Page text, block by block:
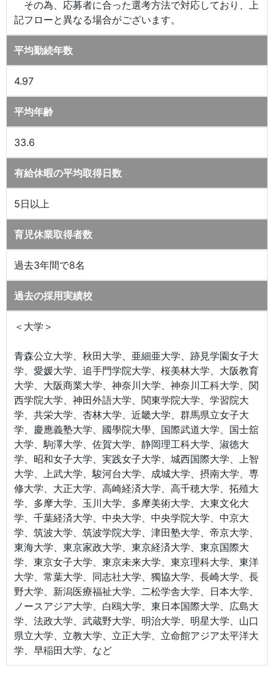
その為、応募者に合った選考方法で対応しており、上
記フローと異なる場合がございます。
平均勤続年数
4.97
平均年齢
33.6
有給休暇の平均取得日数
5日以上
育児休業取得者数
過去3年間で8名
過去の採用実績校
＜大学＞
青森公立大学、秋田大学、亜細亜大学、跡見学園女子大
学、愛媛大学、追手門学院大学、桜美林大学、大阪教育
大学、大阪商業大学、神奈川大学、神奈川工科大学、関
西学院大学、神田外語大学、関東学院大学、学習院大
学、共栄大学、杏林大学、近畿大学、群馬県立女子大
学、慶應義塾大学、國學院大學、国際武道大学、国士舘
大学、駒澤大学、佐賀大学、静岡理工科大学、淑徳大
学、昭和女子大学、実践女子大学、城西国際大学、上智
大学、上武大学、駿河台大学、成城大学、摂南大学、専
修大学、大正大学、高崎経済大学、高千穂大学、拓殖大
学、多摩大学、玉川大学、多摩美術大学、大東文化大
学、千葉経済大学、中央大学、中央学院大学、中京大
学、筑波大学、筑波学院大学、津田塾大学、帝京大学、
東海大学、東京家政大学、東京経済大学、東京国際大
学、東京女子大学、東京未来大学、東京理科大学、東洋
大学、常葉大学、同志社大学、獨協大学、長崎大学、長
野大学、新潟医療福祉大学、二松学舎大学、日本大学、
ノースアジア大学、白鴎大学、東日本国際大学、広島大
学、法政大学、武蔵野大学、明治大学、明星大学、山口
県立大学、立教大学、立正大学、立命館アジア太平洋大
学、早稲田大学、など